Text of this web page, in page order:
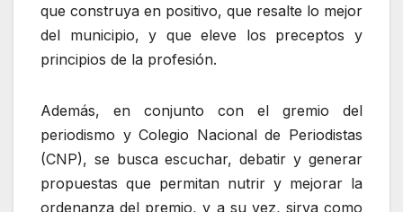
que construya en positivo, que resalte lo mejor
del municipio, y que eleve los preceptos y
principios de la profesión.
Además, en conjunto con el gremio del
periodismo y Colegio Nacional de Periodistas
(CNP), se busca escuchar, debatir y generar
propuestas que permitan nutrir y mejorar la
ordenanza del premio, y a su vez, sirva como